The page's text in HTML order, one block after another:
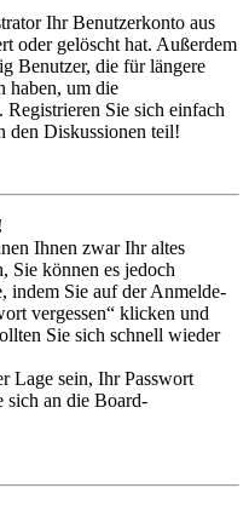
Ihr Benutzerkonto aus
oder gelöscht hat. Außerdem
Benutzer, die für längere
haben, um die
Sie sich einfach
den Diskussionen teil!
Ihnen zwar Ihr altes
Sie können es jedoch
indem Sie auf der Anmelde-
vergessen“ klicken und
Sie sich schnell wieder
Lage sein, Ihr Passwort
sich an die Board-